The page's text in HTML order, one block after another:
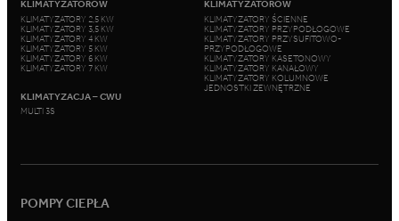
KLIMATYZATORÓW
KLIMATYZATORY 2,5 KW
KLIMATYZATORY 3,5 KW
KLIMATYZATORY 4 KW
KLIMATYZATORY 5 KW
KLIMATYZATORY 6 KW
KLIMATYZATORY 7 KW
KLIMATYZACJA – CWU
MULTI 3S
KLIMATYZATORÓW
KLIMATYZATORY ŚCIENNE
KLIMATYZATORY PRZYPODŁOGOWE
KLIMATYZATORY PRZYSUFITOWO-
PRZYPODŁOGOWE
KLIMATYZATORY KASETONOWY
KLIMATYZATORY KANAŁOWY
KLIMATYZATORY KOLUMNOWE
JEDNOSTKI ZEWNĘTRZNE
POMPY CIEPŁA